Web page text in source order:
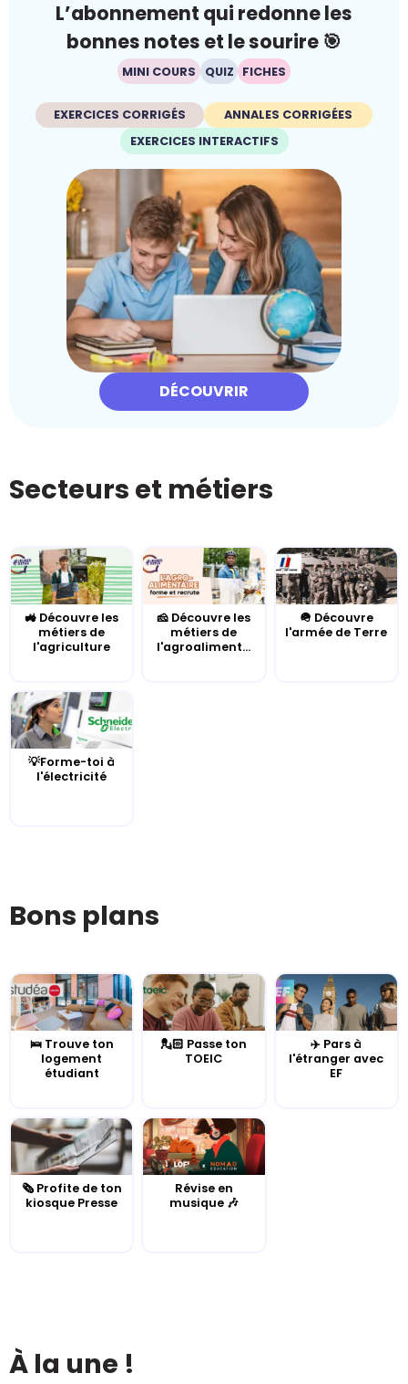
L’abonnement qui redonne les
bonnes notes et le sourire 🎯
MINI COURS QUIZ FICHES
EXERCICES CORRIGÉS
ANNALES CORRIGÉES
EXERCICES INTERACTIFS
DÉCOUVRIR
Secteurs et métiers
🚜 Découvre les
métiers de
l'agriculture
🧀 Découvre les
métiers de
l'agroaliment...
🪖 Découvre
l'armée de Terre
💡Forme-toi à
l'électricité
Bons plans
🛌 Trouve ton
logement
étudiant
💂🏻 Passe ton
TOEIC
✈️ Pars à
l'étranger avec
EF
🗞️ Profite de ton
kiosque Presse
Révise en
musique 🎶
À la une !